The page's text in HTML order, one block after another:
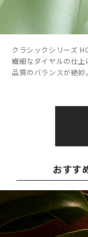
クラシックシリーズ
繊細なダイヤルの仕
品質のバランスが絶妙。
おすす